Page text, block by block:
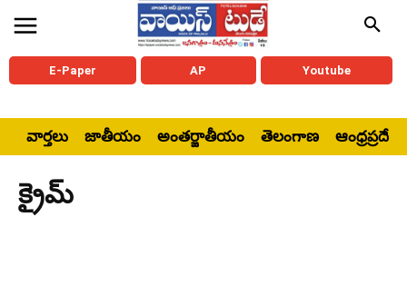
E-Paper AP Youtube
వార్తలు జాతీయం అంతర్జాతీయం తెలంగాణ ఆంధ్రప్రదేశ్
క్రైమ్